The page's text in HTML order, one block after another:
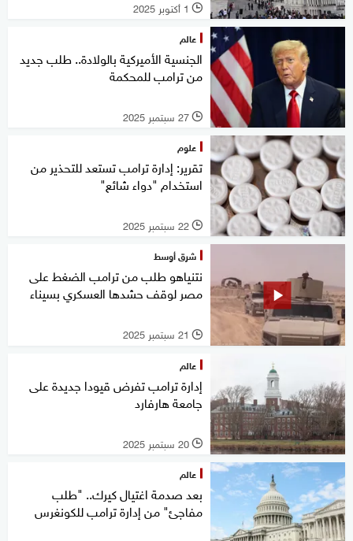
l 1 أكتوبر 2025
عالم
الجنسية الأميركية بالولادة.. طلب جديد
من ترامب للمحكمة
l 27 سبتمبر 2025
علوم
تقرير: إدارة ترامب تستعد للتحذير من
استخدام "دواء شائع"
l 22 سبتمبر 2025
شرق أوسط
نتنياهو طلب من ترامب الضغط على
مصر لوقف حشدها العسكري بسيناء
l 21 سبتمبر 2025
عالم
إدارة ترامب تفرض قيودا جديدة على
جامعة هارفارد
l 20 سبتمبر 2025
عالم
بعد صدمة اغتيال كيرك.. "طلب
مفاجئ" من إدارة ترامب للكونغرس